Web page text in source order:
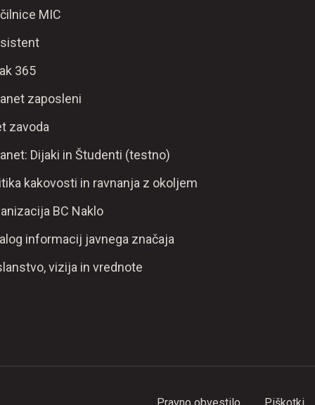
MIC
365
zaposleni
zavoda
Dijaki in Študenti (testno)
kakovosti in ravnanja z okoljem
BC Naklo
informacij javnega značaja
vizija in vrednote